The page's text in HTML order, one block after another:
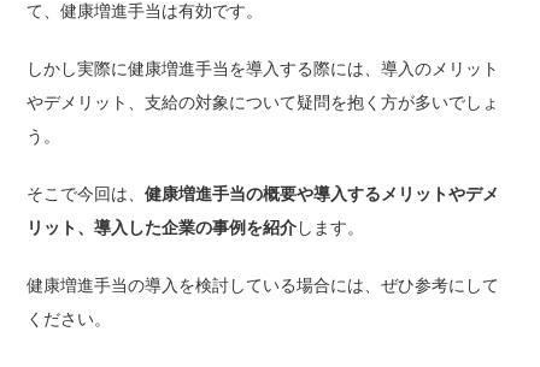
て、健康増進手当は有効です。
しかし実際に健康増進手当を導入する際には、導入のメリット
やデメリット、支給の対象について疑問を抱く方が多いでしょ
う。
そこで今回は、健康増進手当の概要や導入するメリットやデメ
リット、導入した企業の事例を紹介します。
健康増進手当の導入を検討している場合には、ぜひ参考にして
ください。